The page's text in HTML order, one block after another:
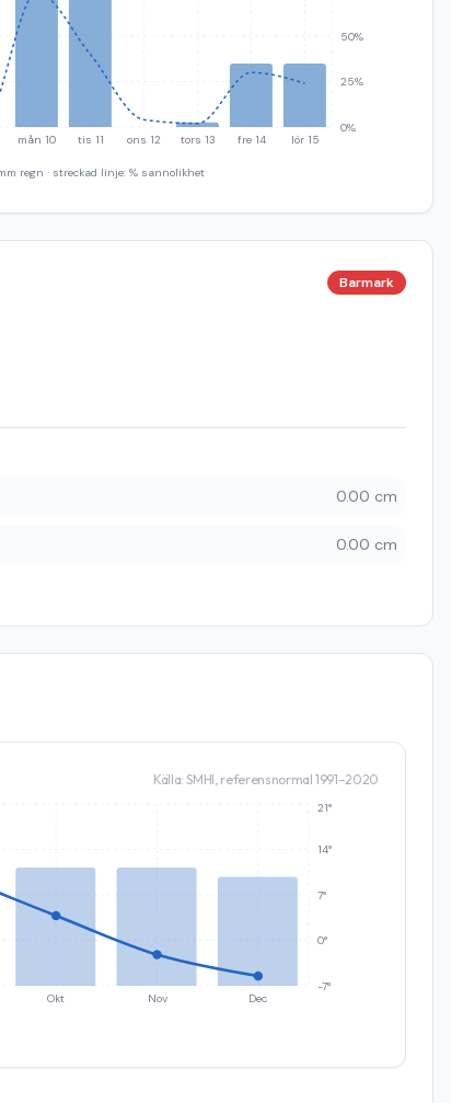
mån 10 tis 11 ons 12 tors 13 fre 14 lör 15
0%
25%
50%
regn · streckad linje: % sannolikhet
Barmark
0.00 cm
0.00 cm
Källa: SMHI, referensnormal 1991–2020
Okt Nov Dec
-7°
0°
7°
14°
21°